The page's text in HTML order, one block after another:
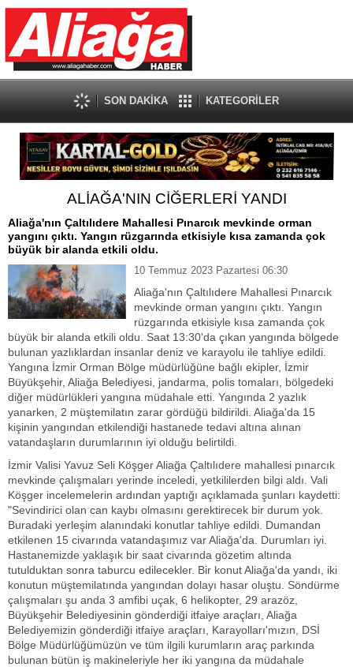
SON DAKİKA KATEGORİLER
ALİAĞA'NIN CİĞERLERİ YANDI
Aliağa'nın Çaltılıdere Mahallesi Pınarcık mevkinde orman
yangını çıktı. Yangın rüzgarında etkisiyle kısa zamanda çok
büyük bir alanda etkili oldu.
10 Temmuz 2023 Pazartesi 06:30
Aliağa'nın Çaltılıdere Mahallesi Pınarcık
mevkinde orman yangını çıktı. Yangın
rüzgarında etkisiyle kısa zamanda çok
büyük bir alanda etkili oldu. Saat 13:30'da çıkan yangında bölgede
bulunan yazlıklardan insanlar deniz ve karayolu ile tahliye edildi.
Yangına İzmir Orman Bölge müdürlüğüne bağlı ekipler, İzmir
Büyükşehir, Aliağa Belediyesi, jandarma, polis tomaları, bölgedeki
diğer müdürlükleri yangına müdahale etti. Yangında 2 yazlık
yanarken, 2 müştemilatın zarar gördüğü bildirildi. Aliağa'da 15
kişinin yangından etkilendiği hastanede tedavi altına alınan
vatandaşların durumlarının iyi olduğu belirtildi.
İzmir Valisi Yavuz Seli Köşger Aliağa Çaltılıdere mahallesi pınarcık
mevkinde çalışmaları yerinde inceledi, yetkililerden bilgi aldı. Vali
Köşger incelemelerin ardından yaptığı açıklamada şunları kaydetti:
"Sevindirici olan can kaybı olmasını gerektirecek bir durum yok.
Buradaki yerleşim alanındaki konutlar tahliye edildi. Dumandan
etkilenen 15 civarında vatandaşımız var Aliağa'da. Durumları iyi.
Hastanemizde yaklaşık bir saat civarında gözetim altında
tutulduktan sonra taburcu edilecekler. Bir konut Aliağa'da yandı, iki
konutun müştemilatında yangından dolayı hasar oluştu. Söndürme
çalışmaları şu anda 3 amfibi uçak, 6 helikopter, 29 arazöz,
Büyükşehir Belediyesinin gönderdiği itfaiye araçları, Aliağa
Belediyemizin gönderdiği itfaiye araçları, Karayolları'mızın, DSİ
Bölge Müdürlüğümüzün ve tüm ilgili kurumların araç parkında
bulunan bütün iş makineleriyle her iki yangına da müdahale